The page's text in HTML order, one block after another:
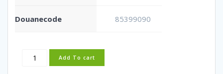
Douanecode 85399090
UvC
Super
Add To cart